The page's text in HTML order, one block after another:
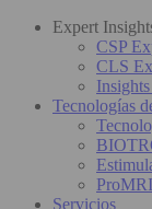
Expert
CSP
CLS
Tecnologías
ProMRI
Servicios